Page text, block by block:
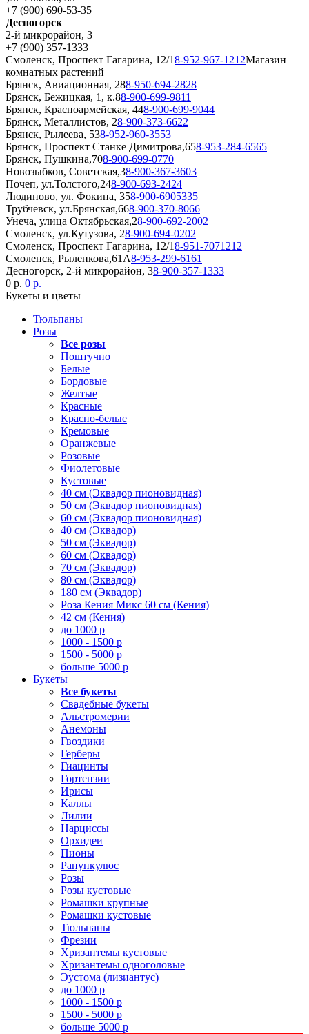
+7 (900) 690-53-35
Десногорск
2-й микрорайон, 3
+7 (900) 357-1333
Смоленск, Проспект Гагарина, 12/18-952-967-1212Магазин
комнатных растений
Брянск, Авиационная, 288-950-694-2828
Брянск, Бежицкая, 1, к.88-900-699-9811
Брянск, Красноармейская, 448-900-699-9044
Брянск, Металлистов, 28-900-373-6622
Брянск, Рылеева, 538-952-960-3553
Брянск, Проспект Станке Димитрова,658-953-284-6565
Брянск, Пушкина,708-900-699-0770
Новозыбков, Советская,38-900-367-3603
Почеп, ул.Толстого,248-900-693-2424
Людиново, ул. Фокина, 358-900-6905335
Трубчевск, ул.Брянская,668-900-370-8066
Унеча, улица Октябрьская,28-900-692-2002
Смоленск, ул.Кутузова, 28-900-694-0202
Смоленск, Проспект Гагарина, 12/18-951-7071212
Смоленск, Рыленкова,61А8-953-299-6161
Десногорск, 2-й микрорайон, 38-900-357-1333
0 р. 0 р.
Букеты и цветы
Тюльпаны
Розы
Все розы
Поштучно
Белые
Бордовые
Желтые
Красные
Красно-белые
Кремовые
Оранжевые
Розовые
Фиолетовые
Кустовые
40 см (Эквадор пионовидная)
50 см (Эквадор пионовидная)
60 см (Эквадор пионовидная)
40 см (Эквадор)
50 см (Эквадор)
60 см (Эквадор)
70 см (Эквадор)
80 см (Эквадор)
180 см (Эквадор)
Роза Кения Микс 60 см (Кения)
42 см (Кения)
до 1000 р
1000 - 1500 р
1500 - 5000 р
больше 5000 р
Букеты
Все букеты
Свадебные букеты
Альстромерии
Анемоны
Гвоздики
Герберы
Гиацинты
Гортензии
Ирисы
Каллы
Лилии
Нарциссы
Орхидеи
Пионы
Ранункулюс
Розы
Розы кустовые
Ромашки крупные
Ромашки кустовые
Тюльпаны
Фрезии
Хризантемы кустовые
Хризантемы одноголовые
Эустома (лизиантус)
до 1000 р
1000 - 1500 р
1500 - 5000 р
больше 5000 р